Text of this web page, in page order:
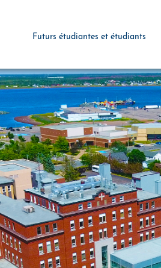
Futurs étudiantes et étudiants